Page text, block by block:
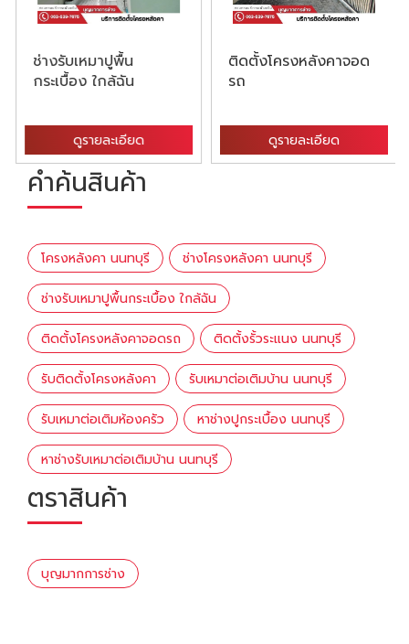
ช่างรับเหมาปูพื้น
กระเบื้อง ใกล้ฉัน
ดูรายละเอียด
ติดตั้งโครงหลังคาจอด
รถ
ดูรายละเอียด
คำค้นสินค้า
โครงหลังคา นนทบุรี ช่างโครงหลังคา นนทบุรี
ช่างรับเหมาปูพื้นกระเบื้อง ใกล้ฉัน
ติดตั้งโครงหลังคาจอดรถ ติดตั้งรั้วระแนง นนทบุรี
รับติดตั้งโครงหลังคา รับเหมาต่อเติมบ้าน นนทบุรี
รับเหมาต่อเติมห้องครัว หาช่างปูกระเบื้อง นนทบุรี
หาช่างรับเหมาต่อเติมบ้าน นนทบุรี
ตราสินค้า
บุญมากการช่าง